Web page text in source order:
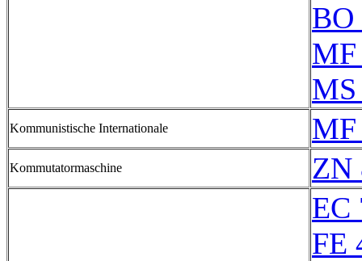
BO
MF
Kommunistische Internationale MF
Kommutatormaschine ZN
EC
FE